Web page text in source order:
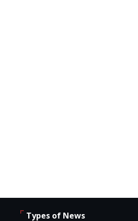
Types of News